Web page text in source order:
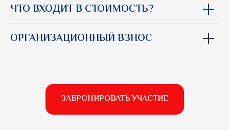
ЧТО ВХОДИТ В СТОИМОСТЬ?
ОРГАНИЗАЦИОННЫЙ ВЗНОС
ЗАБРОНИРОВАТЬ УЧАСТИЕ